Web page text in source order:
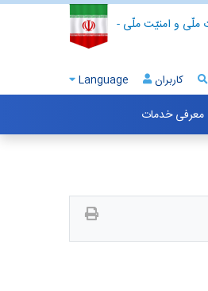
ملّی و امنیّت ملّی -
Language کاربران
معرفی خدمات